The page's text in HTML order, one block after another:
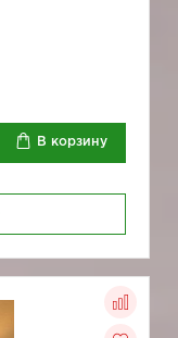
В корзину